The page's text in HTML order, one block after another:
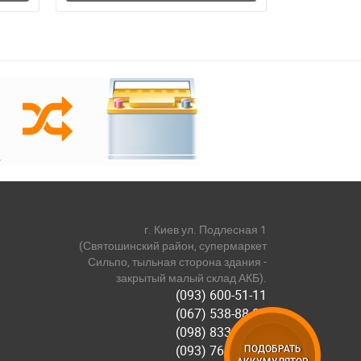
г. Киев ул. Подлесная 1
(Святошинский район, супермаркет
Сильпо, тыльная сторона здания -
закрытый малый склад АКБ).
(093) 600-51-11
(067) 538-88-81
(098) 833-44-55
(093) 768-11-61ПОДОБРАТЬ